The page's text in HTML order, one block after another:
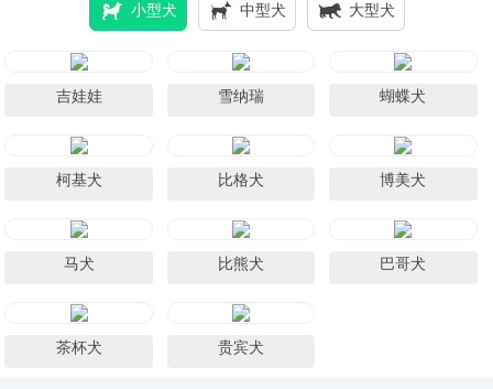
小型犬 中型犬 大型犬
吉娃娃 雪纳瑞 蝴蝶犬
柯基犬 比格犬 博美犬
马犬 比熊犬 巴哥犬
茶杯犬 贵宾犬